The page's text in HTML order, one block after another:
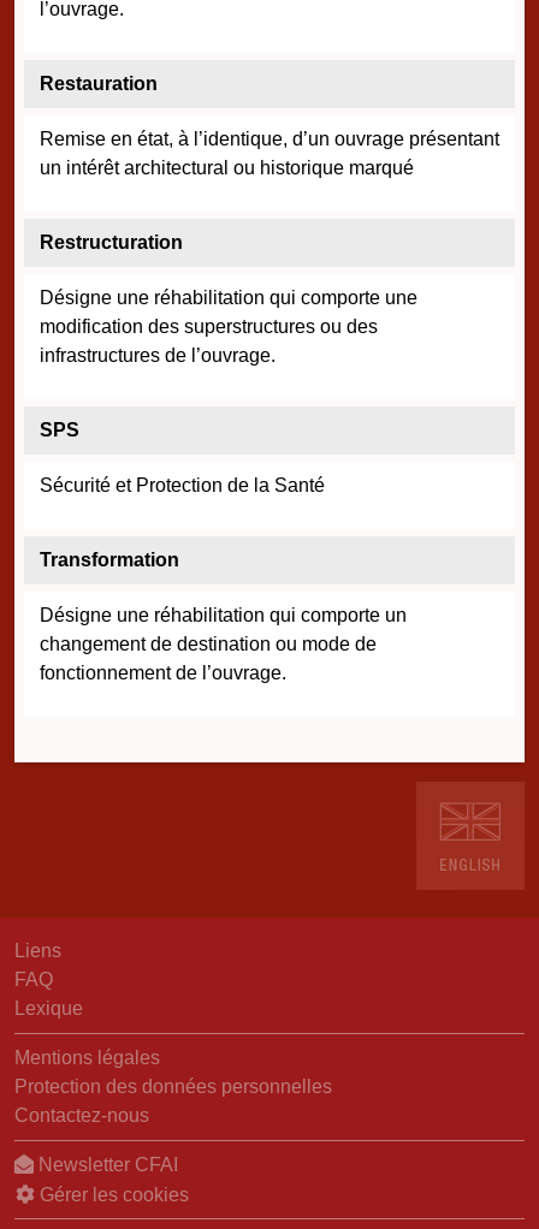
l’ouvrage.
Restauration
Remise en état, à l’identique, d’un ouvrage présentant
un intérêt architectural ou historique marqué
Restructuration
Désigne une réhabilitation qui comporte une
modification des superstructures ou des
infrastructures de l’ouvrage.
SPS
Sécurité et Protection de la Santé
Transformation
Désigne une réhabilitation qui comporte un
changement de destination ou mode de
fonctionnement de l’ouvrage.
Liens
FAQ
Lexique
Mentions légales
Protection des données personnelles
Contactez-nous
Newsletter CFAI
Gérer les cookies